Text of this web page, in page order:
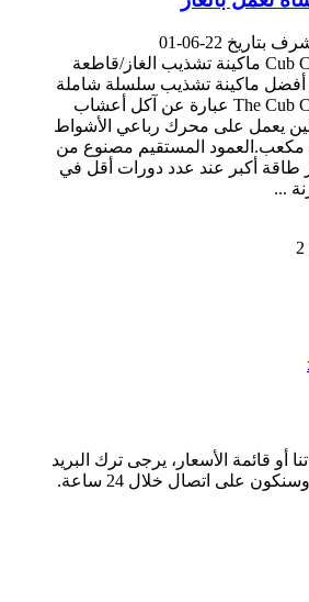
22-06-01
Cub Cadet BC490 ماكينة تشذيب الغاز/قاطعة
أفضل ماكينة تشذيب سلسلة شاملة
The Cub Cadet BC490 عبارة عن آكل أعشاب
يعمل على محرك رباعي الأشواط
سم مكعب.العمود المستقيم مصنوع من
طاقة أكبر عند عدد دورات أقل في
...
أو قائمة الأسعار، يرجى ترك البريد
على اتصال خلال 24 ساعة.